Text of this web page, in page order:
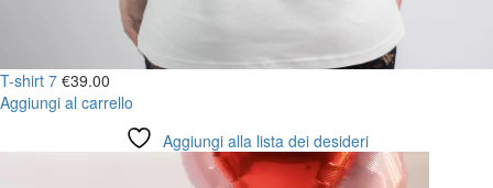
T-shirt 7 €39.00
Aggiungi al carrello
Aggiungi alla lista dei desideri